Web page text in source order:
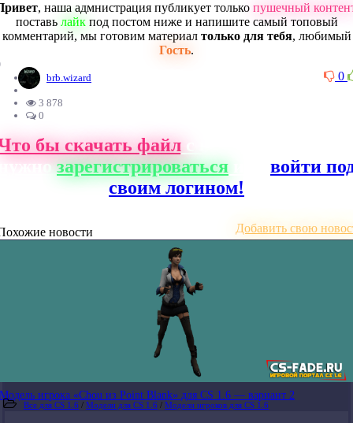
, наша адмнистрация публикует только пушечный
поставь лайкпод постом ниже и напишите самый топовый
комментарий, мы готовим материал только для тебя, любимый
Гость.
0
brb.wizard
3 878
0
бы скачать файлс нашего сайта,
зарегистрироваться
войти
своим логином!
новости Добавить свою
Модель игрока «Chou из Point Blank» для CS 1.6 — вариант 2
Все для CS 1.6 / Модели для CS 1.6 / Модели игроков для CS 1.6